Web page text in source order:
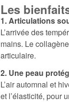
Les
1. Articulations
L’arrivée des
mains. Le
articulaire.
2. Une peau
L’air automnal et
et l’élasticité, pour